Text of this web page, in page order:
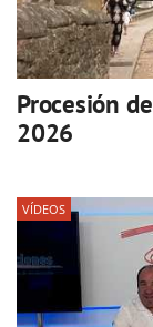
Procesión
2026
VÍDEOS